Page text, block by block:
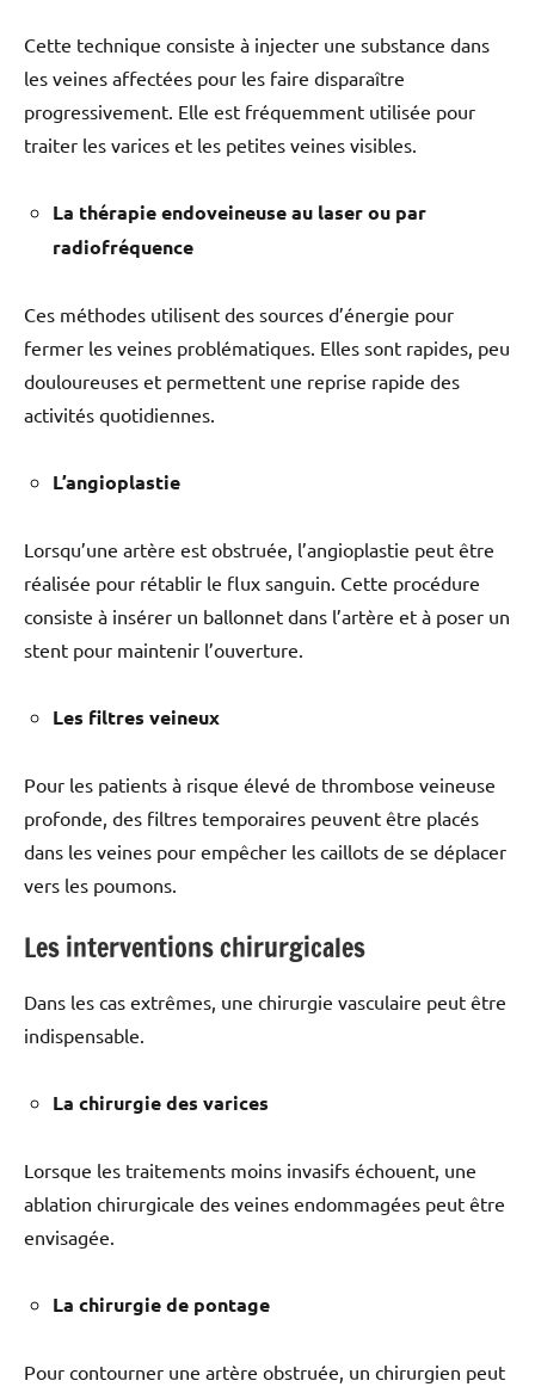
Cette technique consiste à injecter une substance dans
les veines affectées pour les faire disparaître
progressivement. Elle est fréquemment utilisée pour
traiter les varices et les petites veines visibles.
La thérapie endoveineuse au laser ou par
radiofréquence
Ces méthodes utilisent des sources d’énergie pour
fermer les veines problématiques. Elles sont rapides, peu
douloureuses et permettent une reprise rapide des
activités quotidiennes.
L’angioplastie
Lorsqu’une artère est obstruée, l’angioplastie peut être
réalisée pour rétablir le flux sanguin. Cette procédure
consiste à insérer un ballonnet dans l’artère et à poser un
stent pour maintenir l’ouverture.
Les filtres veineux
Pour les patients à risque élevé de thrombose veineuse
profonde, des filtres temporaires peuvent être placés
dans les veines pour empêcher les caillots de se déplacer
vers les poumons.
Les interventions chirurgicales
Dans les cas extrêmes, une chirurgie vasculaire peut être
indispensable.
La chirurgie des varices
Lorsque les traitements moins invasifs échouent, une
ablation chirurgicale des veines endommagées peut être
envisagée.
La chirurgie de pontage
Pour contourner une artère obstruée, un chirurgien peut